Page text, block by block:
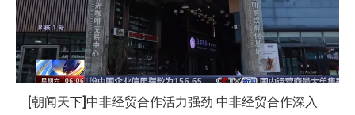
[朝闻天下]中非经贸合作活力强劲 中非经贸合作深入